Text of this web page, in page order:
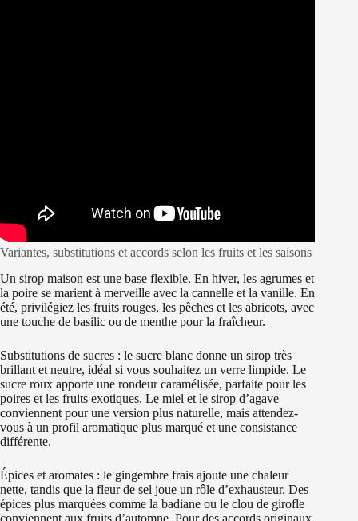
Variantes, substitutions et accords selon les fruits et les saisons
Un sirop maison est une base flexible. En hiver, les agrumes et
la poire se marient à merveille avec la cannelle et la vanille. En
été, privilégiez les fruits rouges, les pêches et les abricots, avec
une touche de basilic ou de menthe pour la fraîcheur.
Substitutions de sucres : le sucre blanc donne un sirop très
brillant et neutre, idéal si vous souhaitez un verre limpide. Le
sucre roux apporte une rondeur caramélisée, parfaite pour les
poires et les fruits exotiques. Le miel et le sirop d’agave
conviennent pour une version plus naturelle, mais attendez-
vous à un profil aromatique plus marqué et une consistance
différente.
Épices et aromates : le gingembre frais ajoute une chaleur
nette, tandis que la fleur de sel joue un rôle d’exhausteur. Des
épices plus marquées comme la badiane ou le clou de girofle
conviennent aux fruits d’automne. Pour des accords originaux,